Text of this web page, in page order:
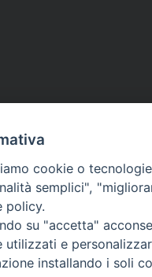
cookie o
semplici",
policy.
su "accetta"
utilizzati e
installando i soli